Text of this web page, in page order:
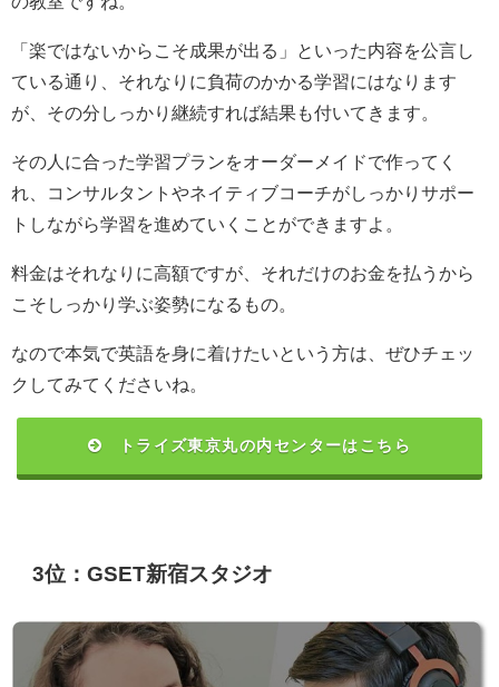
「楽ではないからこそ成果が出る」といった内容を公言し
ている通り、それなりに負荷のかかる学習にはなります
が、その分しっかり継続すれば結果も付いてきます。
その人に合った学習プランをオーダーメイドで作ってく
れ、コンサルタントやネイティブコーチがしっかりサポー
トしながら学習を進めていくことができますよ。
料金はそれなりに高額ですが、それだけのお金を払うから
こそしっかり学ぶ姿勢になるもの。
なので本気で英語を身に着けたいという方は、ぜひチェッ
クしてみてくださいね。
トライズ東京丸の内センターはこちら
3位：GSET新宿スタジオ